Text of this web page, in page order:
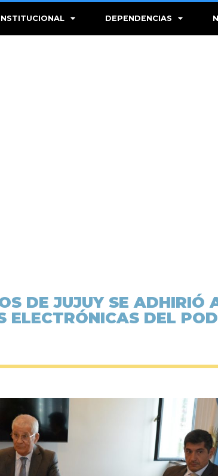
DEPENDENCIAS
DE JUJUY SE ADHIRIÓ
ELECTRÓNICAS DEL